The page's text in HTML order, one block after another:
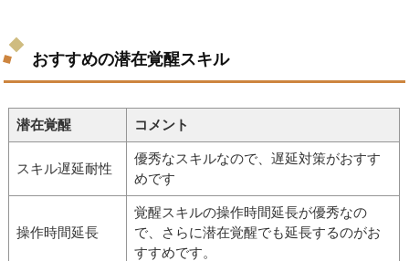
おすすめの潜在覚醒スキル
潜在覚醒 コメント
スキル遅延耐性
優秀なスキルなので、遅延対策がおすす
めです
操作時間延長
覚醒スキルの操作時間延長が優秀なの
で、さらに潜在覚醒でも延長するのがお
すすめです。